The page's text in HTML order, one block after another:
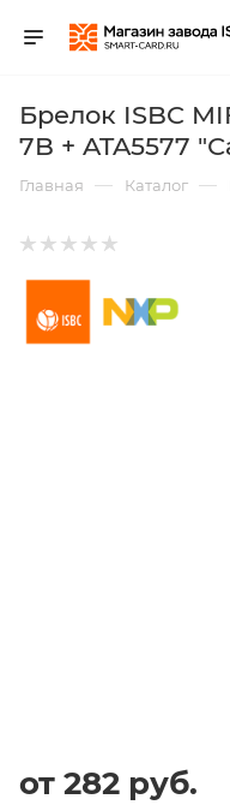
Брелок ISBC
7B + ATA5577
Главная — Каталог —
от 282 руб.